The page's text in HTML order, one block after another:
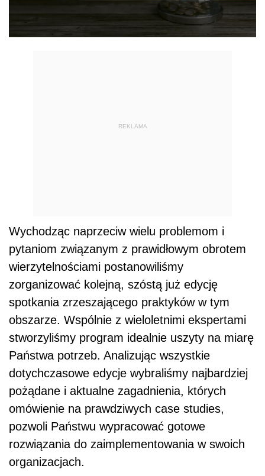
REKLAMA
Wychodząc naprzeciw wielu problemom i
pytaniom związanym z prawidłowym obrotem
wierzytelnościami postanowiliśmy
zorganizować kolejną, szóstą już edycję
spotkania zrzeszającego praktyków w tym
obszarze. Wspólnie z wieloletnimi ekspertami
stworzyliśmy program idealnie uszyty na miarę
Państwa potrzeb. Analizując wszystkie
dotychczasowe edycje wybraliśmy najbardziej
pożądane i aktualne zagadnienia, których
omówienie na prawdziwych case studies,
pozwoli Państwu wypracować gotowe
rozwiązania do zaimplementowania w swoich
organizacjach.